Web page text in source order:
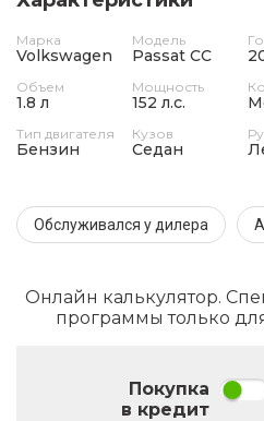
Марка
Volkswagen
Модель
Passat CC
Объем
1.8 л
Мощность
152 л.с.
Тип двигателя
Бензин
Кузов
Седан
Обслуживался у дилера
Онлайн калькулятор.
программы только
Покупка
в кредит